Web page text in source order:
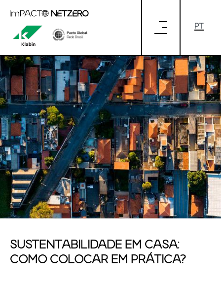
SUSTENTABILIDADE EM CASA: COMO
COLOCAR EM PRÁTICA
SUSTENTABILIDADE EM CASA:
COMO COLOCAR EM PRÁTICA?